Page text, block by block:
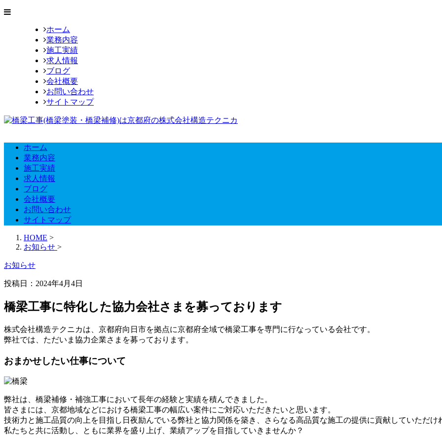
ホーム
業務内容
施工実績
求人情報
ブログ
会社概要
お問い合わせ
サイトマップ
ホーム
業務内容
施工実績
求人情報
ブログ
会社概要
お問い合わせ
サイトマップ
HOME >
お知らせ >
お知らせ
投稿日： 2024年4月4日
橋梁工事に特化した協力会社さまを募っております
株式会社構造テクニカは、京都府向日市を拠点に京都府全域で橋梁工事を専門に行なっている会社です。
弊社では、ただいま協力企業さまを募っております。
おまかせしたい仕事について
弊社は、橋梁補修・補強工事において長年の経験と実績を積んできました。
皆さまには、京都地域などにおける橋梁工事の幅広い案件にご対応いただきたいと思います。
技術力と施工品質の向上を目指し日夜励んでいる弊社と協力関係を築き、さらなる高品質な施工の提供に貢献していただけ
私たちと共に活動し、ともに業界を盛り上げ、業績アップを目指していきませんか？